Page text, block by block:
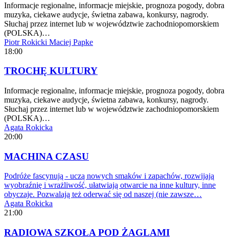
Informacje regionalne, informacje miejskie, prognoza pogody, dobra
muzyka, ciekawe audycje, świetna zabawa, konkursy, nagrody.
Słuchaj przez internet lub w województwie zachodniopomorskiem
(POLSKA)…
Piotr Rokicki Maciej Papke
18:00
TROCHĘ KULTURY
Informacje regionalne, informacje miejskie, prognoza pogody, dobra
muzyka, ciekawe audycje, świetna zabawa, konkursy, nagrody.
Słuchaj przez internet lub w województwie zachodniopomorskiem
(POLSKA)…
Agata Rokicka
20:00
MACHINA CZASU
Podróże fascynują - uczą nowych smaków i zapachów, rozwijają
wyobraźnię i wrażliwość, ułatwiają otwarcie na inne kultury, inne
obyczaje. Pozwalają też oderwać się od naszej (nie zawsze…
Agata Rokicka
21:00
RADIOWA SZKOŁA POD ŻAGLAMI